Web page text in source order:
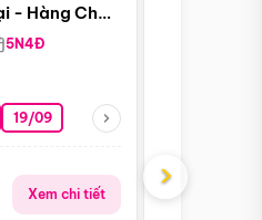
- Hàng Châu
Kính
5N4Đ
19/09
Xem chi tiết
Giá từ:
›